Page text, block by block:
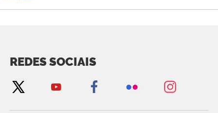
REDES SOCIAIS